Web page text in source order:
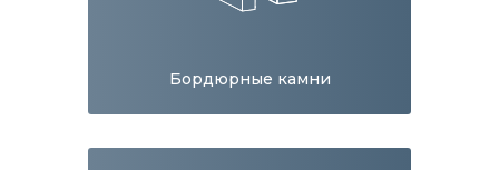
Бордюрные камни